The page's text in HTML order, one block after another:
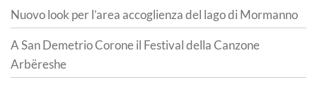
Nuovo look per l’area accoglienza del lago di Mormanno
A San Demetrio Corone il Festival della Canzone
Arbëreshe